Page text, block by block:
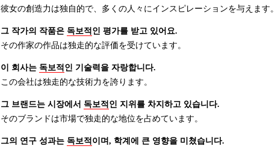
彼女の創造力は独自的で、多くの人々にインスピレーションを与えます。
그 작가의 작품은 독보적 인 평가를 받고 있어요.
その作家の作品は独走的な評価を受けています。
이 회사는 독보적 인 기술력을 자랑합니다.
この会社は独走的な技術力を誇ります。
그 브랜드는 시장에서 독보적 인 지위를 차지하고 있습니다.
そのブランドは市場で独走的な地位を占めています。
그의 연구 성과는 독보적 이며, 학계에 큰 영향을 미쳤습니다.